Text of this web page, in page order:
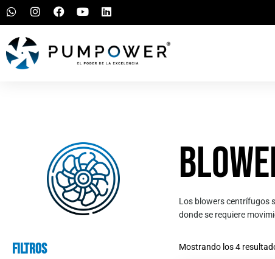
Los blowers centrífugos
donde se requiere
Filtros Mostrando los 4